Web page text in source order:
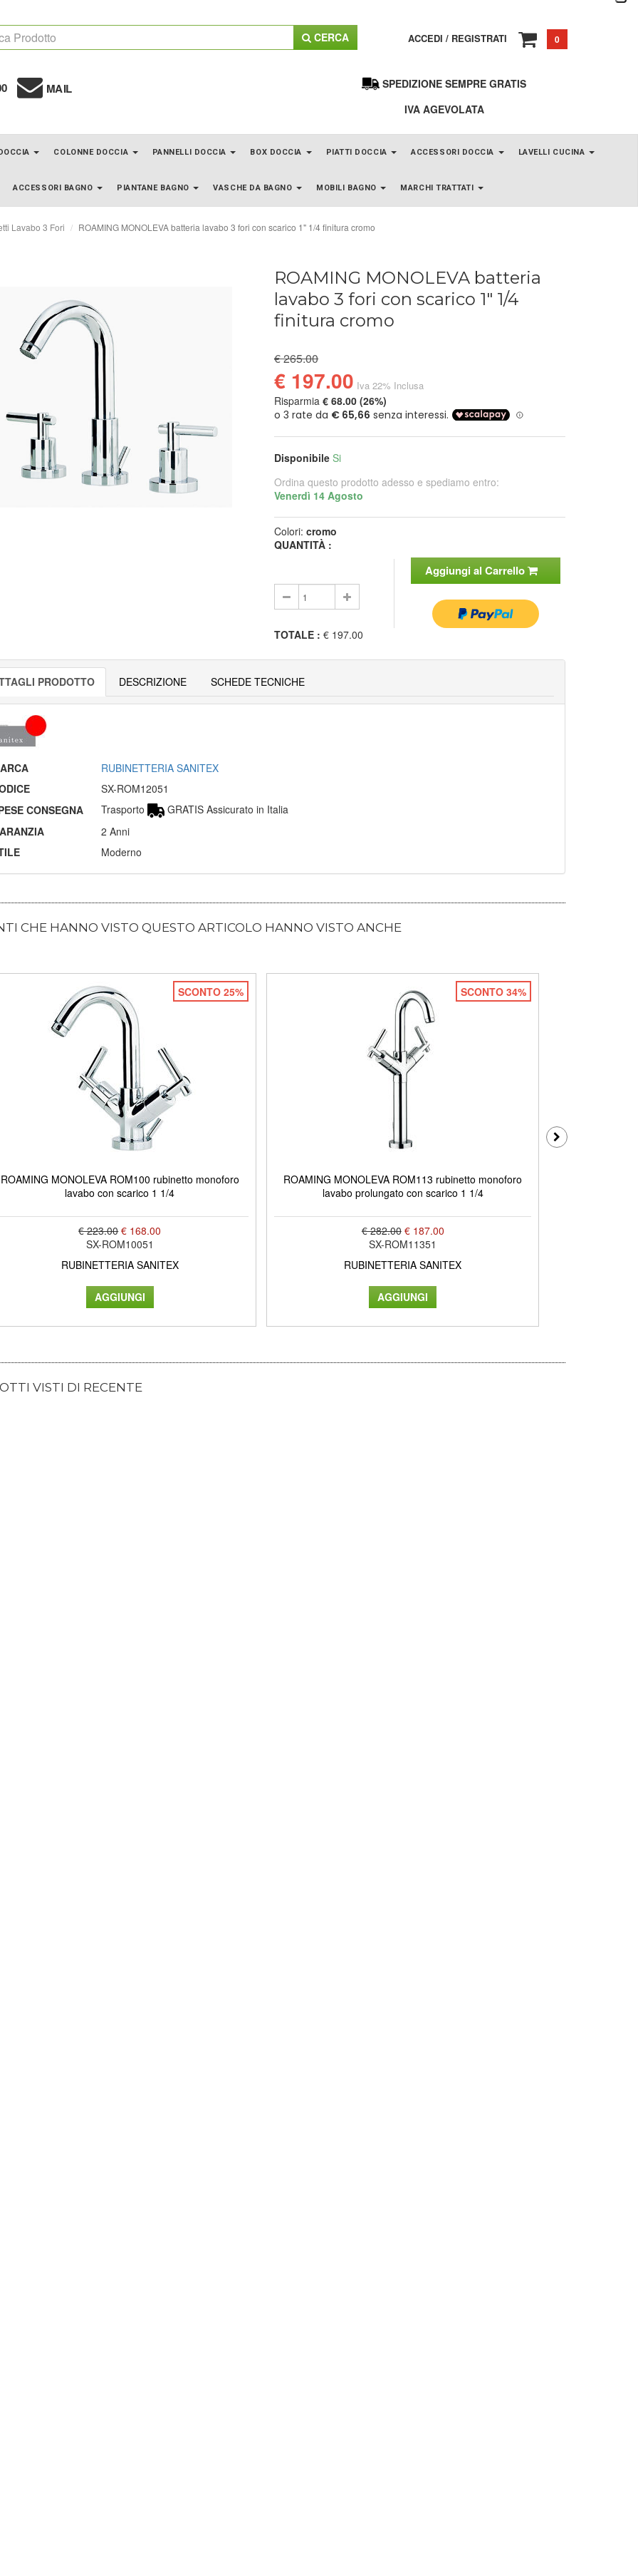
CERCA ACCEDI / REGISTRATI 0
MAIL
SPEDIZIONE SEMPRE GRATIS
IVA AGEVOLATA
COLONNE DOCCIA PANNELLI DOCCIA BOX DOCCIA PIATTI DOCCIA ACCESSORI DOCCIA LAVELLI CUCINA
ACCESSORI BAGNO PIANTANE BAGNO VASCHE DA BAGNO MOBILI BAGNO MARCHI TRATTATI
Lavabo 3 Fori ROAMING MONOLEVA batteria lavabo 3 fori con scarico 1" 1/4 finitura cromo
ROAMING MONOLEVA batteria
lavabo 3 fori con scarico 1" 1/4
finitura cromo
€ 265.00
€ 197.00 Iva 22% Inclusa
Risparmia€ 68.00 (26%)
Disponibile Si
Ordina questo prodotto adesso e spediamo entro:
Venerdì 14 Agosto
Colori:cromo
QUANTITÀ :
Aggiungi al Carrello
TOTALE : € 197.00
PRODOTTO DESCRIZIONE SCHEDE TECNICHE
RUBINETTERIA SANITEX
SX-ROM12051
CONSEGNA
Trasporto
GRATIS Assicurato in Italia
2 Anni
Moderno
CHE HANNO VISTO QUESTO ARTICOLO HANNO VISTO ANCHE
SCONTO 25%
ROAMING MONOLEVA ROM100 rubinetto monoforo
lavabo con scarico 1 1/4
€ 223.00 € 168.00
SX-ROM10051
RUBINETTERIA SANITEX
SCONTO 34%
ROAMING MONOLEVA ROM113 rubinetto monoforo
lavabo prolungato con scarico 1 1/4
€ 282.00 € 187.00
SX-ROM11351
RUBINETTERIA SANITEX
VISTI DI RECENTE